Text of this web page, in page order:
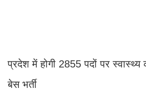
प्रदेश में होगी 2855 पदों पर स्वास्थ्य
बेस भर्ती